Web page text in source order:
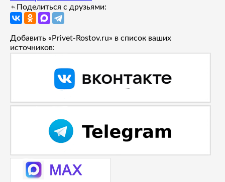
Поделиться с друзьями:
Добавить «Privet-Rostov.ru» в список ваших
источников: